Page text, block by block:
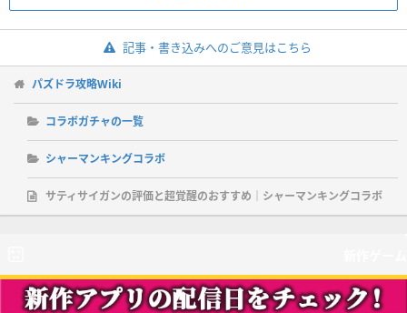
記事・書き込みへのご意見はこちら
パズドラ攻略Wiki
コラボガチャの一覧
シャーマンキングコラボ
サティサイガンの評価と超覚醒のおすすめ｜シャーマンキングコラボ